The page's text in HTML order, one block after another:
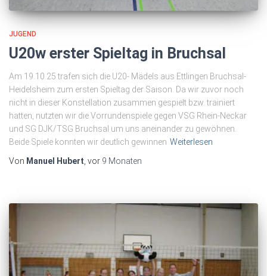
JUGEND
U20w erster Spieltag in Bruchsal
Am 19.10.25 trafen sich die U20- Mädels aus Ettlingen Bruchsal-
Heidelsheim zum ersten Spieltag der Saison. Da wir zuvor noch
nicht in dieser Konstellation zusammen gespielt bzw. trainiert
hatten, nutzten wir die Vorrundenspiele gegen VSG Rhein-Neckar
und SG DJK/TSG Bruchsal um uns aneinander zu gewöhnen.
Beide Spiele konnten wir deutlich gewinnen Weiterlesen
Von Manuel Hubert , vor 9 Monaten